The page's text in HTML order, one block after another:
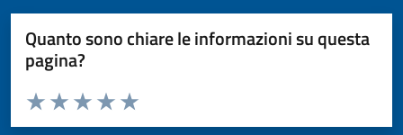
Quanto sono chiare le informazioni su questa
pagina?
Valuta da 1 a 5 stelle la pagina
Valuta 5 stelle su 5
Valuta 4 stelle su 5
Valuta 3 stelle su 5
Valuta 2 stelle su 5
Valuta 1 stelle su 5